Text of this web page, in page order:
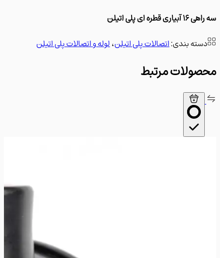
ای پلی اتیلن
بندی:اتصالات پلی اتیلن،لوله و اتصالات پلی اتیلن
مرتبط